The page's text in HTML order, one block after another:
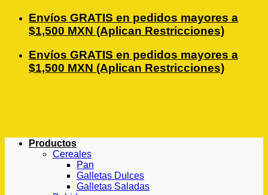
Saltar
contenido
Envíos GRATIS en pedidos mayores a
$1,500 MXN (Aplican Restricciones)
Envíos GRATIS en pedidos mayores a
$1,500 MXN (Aplican Restricciones)
Productos
Cereales
Pan
Galletas Dulces
Galletas Saladas